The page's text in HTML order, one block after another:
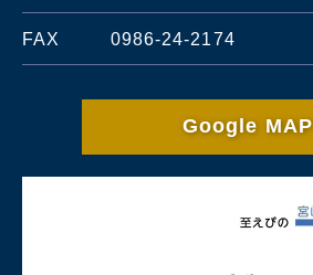
FAX 0986-24-2174
Google MAP